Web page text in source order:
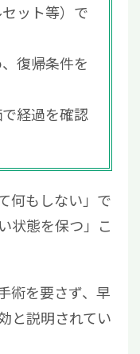
ット等）で
復帰条件を
経過を確認
何もしない」で
状態を保つ」こ
術を要さず、早
と説明されてい